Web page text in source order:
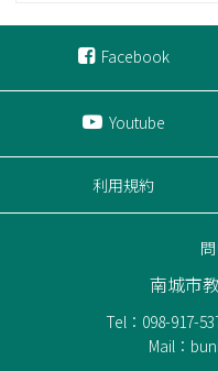
Facebook
Youtube
利用規約
南城市
Tel：098-917-
Mail：